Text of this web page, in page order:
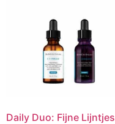
Daily Duo: Fijne Lijntjes